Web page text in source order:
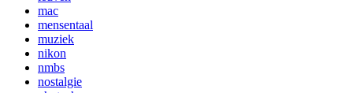
mac
mensentaal
muziek
nikon
nmbs
nostalgie